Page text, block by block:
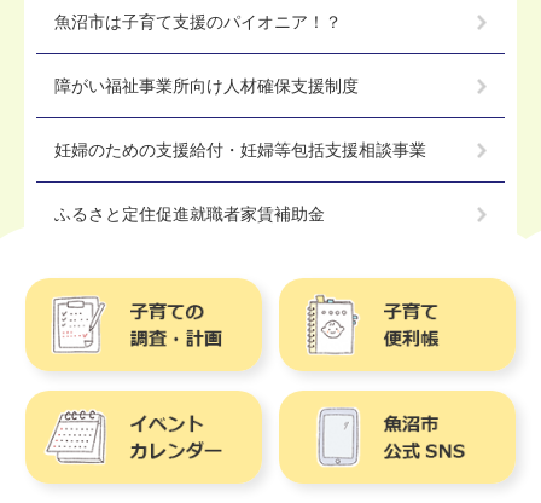
魚沼市は子育て支援のパイオニア！？
障がい福祉事業所向け人材確保支援制度
妊婦のための支援給付・妊婦等包括支援相談事業
ふるさと定住促進就職者家賃補助金